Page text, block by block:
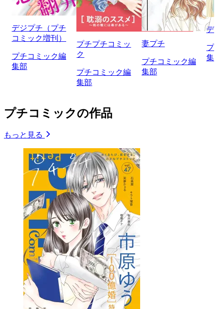
デジプチ（プチ
コミック増刊）
プチコミック編
集部
プチプチコミッ
ク
プチコミック編
集部
妻プチ
プチコミック編
集部
デ
プ
集
プチコミックの作品
もっと見る